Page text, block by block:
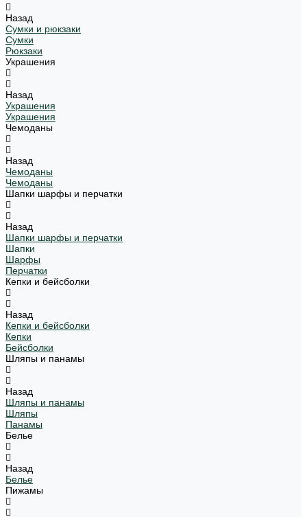
Назад
Сумки и рюкзаки
Сумки
Рюкзаки
Украшения
Назад
Украшения
Украшения
Чемоданы
Назад
Чемоданы
Чемоданы
Шапки шарфы и перчатки
Назад
Шапки шарфы и перчатки
Шапки
Шарфы
Перчатки
Кепки и бейсболки
Назад
Кепки и бейсболки
Кепки
Бейсболки
Шляпы и панамы
Назад
Шляпы и панамы
Шляпы
Панамы
Белье
Назад
Белье
Пижамы